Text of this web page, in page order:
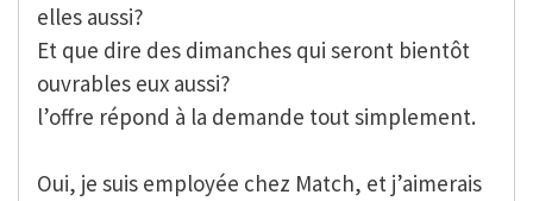
elles aussi?
Et que dire des dimanches qui seront bientôt
ouvrables eux aussi?
l’offre répond à la demande tout simplement.
Oui, je suis employée chez Match, et j’aimerais